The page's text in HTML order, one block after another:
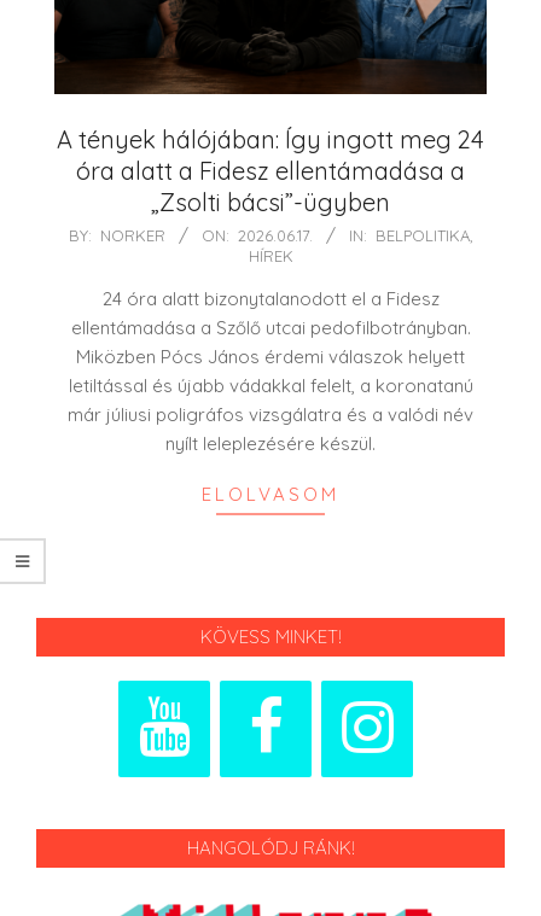
A tények hálójában: Így ingott meg 24
óra alatt a Fidesz ellentámadása a
„Zsolti bácsi”-ügyben
2026-
BY: NORKER ON: 2026.06.17. IN: BELPOLITIKA,
HÍREK
24 óra alatt bizonytalanodott el a Fidesz
ellentámadása a Szőlő utcai pedofilbotrányban.
Miközben Pócs János érdemi válaszok helyett
letiltással és újabb vádakkal felelt, a koronatanú
már júliusi poligráfos vizsgálatra és a valódi név
nyílt leleplezésére készül.
ELOLVASOM
KÖVESS MINKET!
HANGOLÓDJ RÁNK!